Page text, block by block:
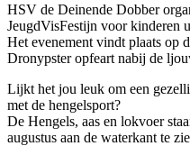
HSV de Deinende Dobber
JeugdVisFestijn voor kinderen
Het evenement vindt plaats op
Dronypster opfeart nabij de
Lijkt het jou leuk om een
met de hengelsport?
De Hengels, aas en lokvoer
augustus aan de waterkant te